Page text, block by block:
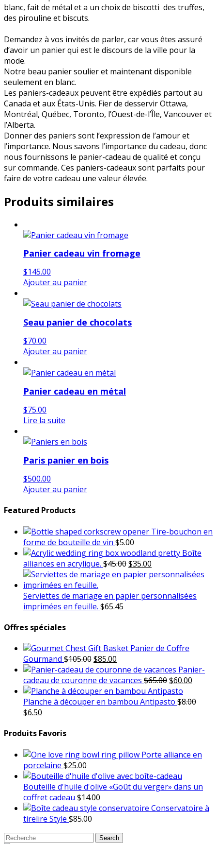
blanc, faitde métal eta un choixde biscotti des truffes,
des pirouline et biscuts.
Demandez à vos invités de parler, carvous êtes assuré
d’avoir un panierqui est le discours de la ville pour la
mode.
Notre beau panier soulier et maintenant disponible
seulement en blanc.
Les paniers-cadeaux peuventêtre expédiés partoutau
Canada etaux États-Unis. Fierde desservirOttawa,
Montréal, Québec, Toronto, l’Ouest-de-l’Île, Vancouveret
l’Alberta.
Donnerdes paniers sont l’expression de l’amouret
l’importance. Nous savons l’importance du cadeau, donc
nous fournissons le panier-cadeau de qualité etconçu
surcommande. Ces paniers-cadeauxsont parfaits pour
faire de votre cadeau une valeurélevée.
Produits similaires
Panier cadeau vin fromage
$145.00
Ajouter au panier
Seau panier de chocolats
$70.00
Ajouter au panier
Panier cadeau en métal
$75.00
Lire la suite
Paris panier en bois
$500.00
Ajouter au panier
Featured Products
Tire-bouchon en
forme de bouteille de vin $5.00
Boîte
alliances en acrylique. $45.00Le
prix
était :
$35.00
prix
est :
Serviettes de mariage en papier personnalisées
imprimées en feuille. $65.45
Offres spéciales
Panier de Coffre
Gourmand $105.00Le
prix
initial
était :
$105.00.
$85.00
prix
actuel
est :
$85.00.
Panier-
cadeau de couronne de vacances $65.00Le
prix
initial
$60.00
actuel
Planche à découper en bambou Antipasto $8.00
Le
initial
$8.00.
$6.50
actuel
$6.50.
Produits Favoris
Porte alliance en
porcelaine $25.00
Bouteille d'huile d'olive «Goût du verger» dans un
coffret cadeau $14.00
Conservatoire à
tirelire Style $85.00
Search
Search